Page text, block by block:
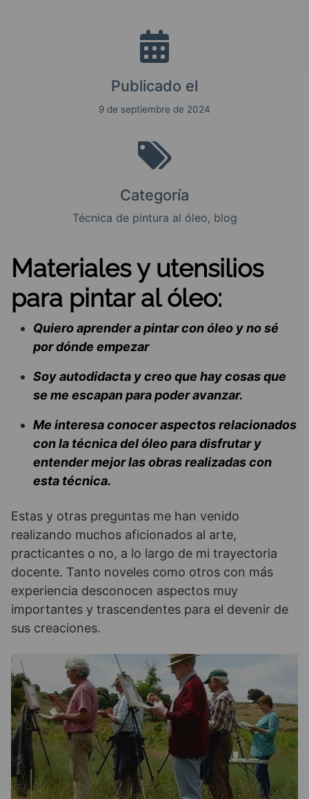
Publicado el
9 de septiembre de 2024
Categoría
Técnica de pintura al óleo, blog
Materiales y utensilios
para pintar al óleo:
Quiero aprender a pintar con óleo y no sé
por dónde empezar
Soy autodidacta y creo que hay cosas que
se me escapan para poder avanzar.
Me interesa conocer aspectos relacionados
con la técnica del óleo para disfrutar y
entender mejor las obras realizadas con
esta técnica.
Estas y otras preguntas me han venido
realizando muchos aficionados al arte,
practicantes o no, a lo largo de mi trayectoria
docente. Tanto noveles como otros con más
experiencia desconocen aspectos muy
importantes y trascendentes para el devenir de
sus creaciones.